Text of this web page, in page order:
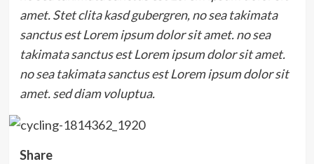
amet. Stet clita kasd gubergren, no sea takimata
sanctus est Lorem ipsum dolor sit amet. no sea
takimata sanctus est Lorem ipsum dolor sit amet.
no sea takimata sanctus est Lorem ipsum dolor sit
amet. sed diam voluptua.
Share